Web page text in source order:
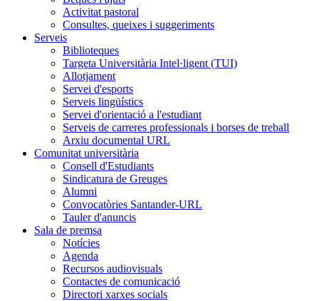
Activitat pastoral
Consultes, queixes i suggeriments
Serveis
Biblioteques
Targeta Universitària Intel·ligent (TUI)
Allotjament
Servei d'esports
Serveis lingüístics
Servei d'orientació a l'estudiant
Serveis de carreres professionals i borses de treball
Arxiu documental URL
Comunitat universitària
Consell d'Estudiants
Sindicatura de Greuges
Alumni
Convocatòries Santander-URL
Tauler d'anuncis
Sala de premsa
Notícies
Agenda
Recursos audiovisuals
Contactes de comunicació
Directori xarxes socials